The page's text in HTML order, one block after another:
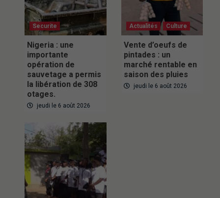
Securite
Nigeria : une
importante
opération de
sauvetage a permis
la libération de 308
otages.
jeudi le 6 août 2026
Actualités Culture
Vente d’oeufs de
pintades : un
marché rentable en
saison des pluies
jeudi le 6 août 2026